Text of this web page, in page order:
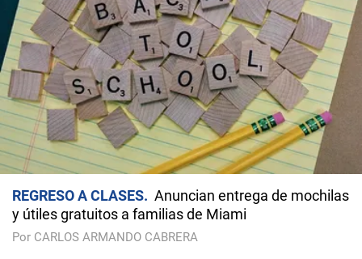
REGRESO A CLASES
Anuncian entrega de mochilas
y útiles gratuitos a familias de Miami
Por CARLOS ARMANDO CABRERA